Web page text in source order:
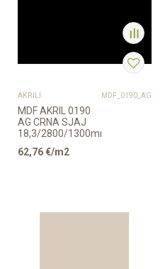
AKRILI MDF_0190_AG
MDF AKRIL 0190
AG CRNA SJAJ
18,3/2800/1300mm
62,76€/m2